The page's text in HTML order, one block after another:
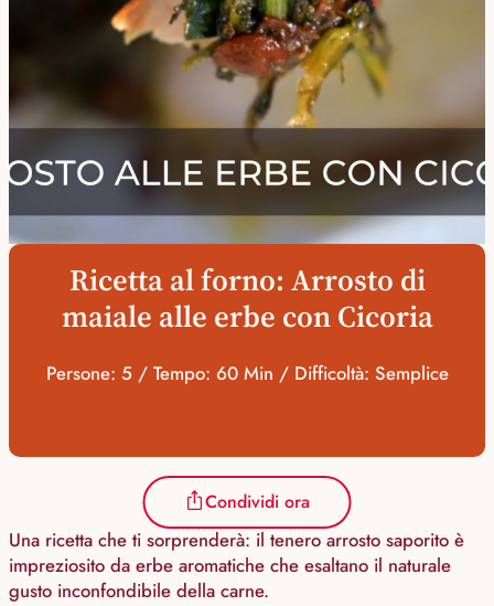
Ricetta al forno: Arrosto di
maiale alle erbe con Cicoria
Persone: 5 / Tempo: 60 Min / Difficoltà: Semplice
Condividi ora
Una ricetta che ti sorprenderà: il tenero arrosto saporito è
impreziosito da erbe aromatiche che esaltano il naturale
gusto inconfondibile della carne.